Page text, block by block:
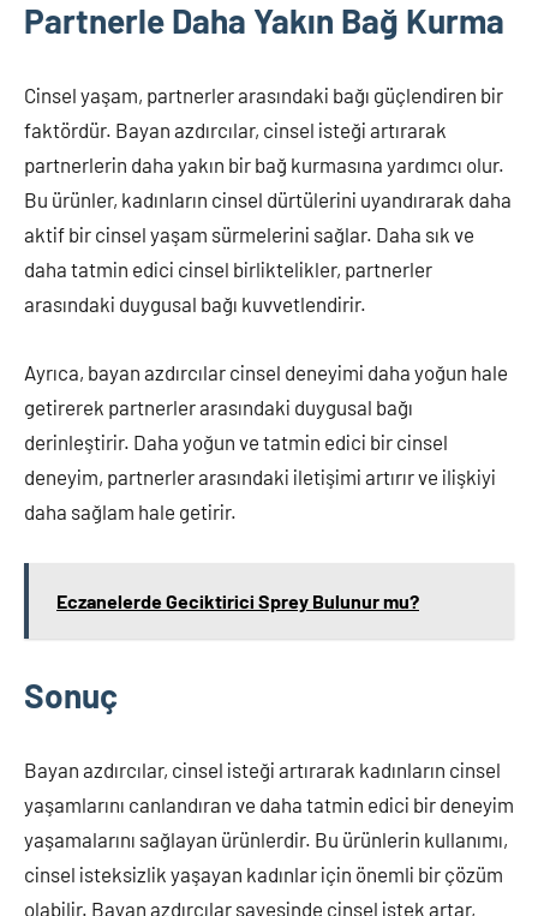
Partnerle Daha Yakın Bağ Kurma
Cinsel yaşam, partnerler arasındaki bağı güçlendiren bir
faktördür. Bayan azdırcılar, cinsel isteği artırarak
partnerlerin daha yakın bir bağ kurmasına yardımcı olur.
Bu ürünler, kadınların cinsel dürtülerini uyandırarak daha
aktif bir cinsel yaşam sürmelerini sağlar. Daha sık ve
daha tatmin edici cinsel birliktelikler, partnerler
arasındaki duygusal bağı kuvvetlendirir.
Ayrıca, bayan azdırcılar cinsel deneyimi daha yoğun hale
getirerek partnerler arasındaki duygusal bağı
derinleştirir. Daha yoğun ve tatmin edici bir cinsel
deneyim, partnerler arasındaki iletişimi artırır ve ilişkiyi
daha sağlam hale getirir.
Eczanelerde Geciktirici Sprey Bulunur mu?
Sonuç
Bayan azdırcılar, cinsel isteği artırarak kadınların cinsel
yaşamlarını canlandıran ve daha tatmin edici bir deneyim
yaşamalarını sağlayan ürünlerdir. Bu ürünlerin kullanımı,
cinsel isteksizlik yaşayan kadınlar için önemli bir çözüm
olabilir. Bayan azdırcılar sayesinde cinsel istek artar,